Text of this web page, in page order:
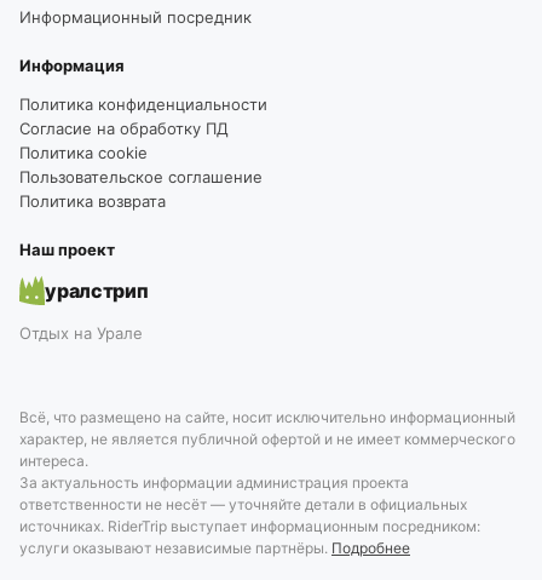
Информационный посредник
Информация
Политика конфиденциальности
Согласие на обработку ПД
Политика cookie
Пользовательское соглашение
Политика возврата
Наш проект
уралстрип
Отдых на Урале
Всё, что размещено на сайте, носит исключительно информационный
характер, не является публичной офертой и не имеет коммерческого
интереса.
За актуальность информации администрация проекта
ответственности не несёт — уточняйте детали в официальных
источниках. RiderTrip выступает информационным посредником:
услуги оказывают независимые партнёры. Подробнее